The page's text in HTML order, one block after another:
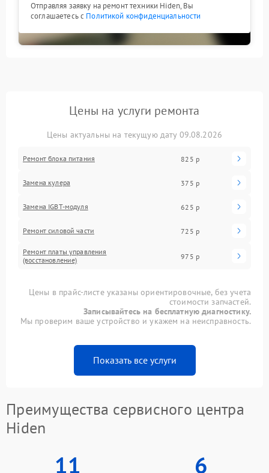
Отправляя заявку на ремонт техники Hiden, Вы
соглашаетесь с Политикой конфиденциальности
Цены на услуги ремонта
Цены актуальны на текущую дату 09.08.2026
Ремонт блока питания 825 р
Замена кулера 375 р
Замена IGBT-модуля 625 р
Ремонт силовой части 725 р
Ремонт платы управления
(восстановление)
975 р
Цены в прайс-листе указаны ориентировочные, без учета
стоимости запчастей.
Записывайтесь на бесплатную диагностику.
Мы проверим ваше устройство и укажем на неисправность.
Показать все услуги
Преимущества сервисного центра
Hiden
11 6